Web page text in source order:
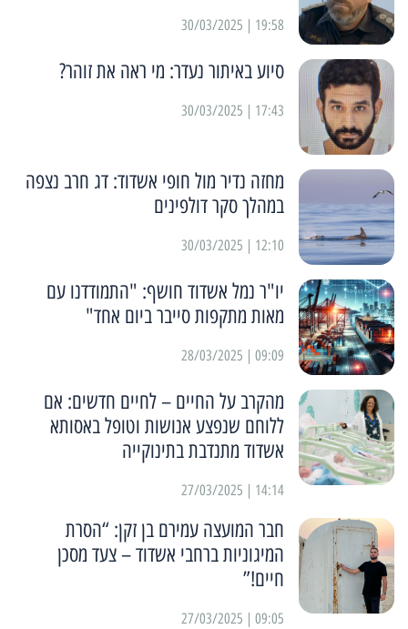
19:58 | 30/03/2025
סיוע באיתור נעדר: מי ראה את זוהר?
17:43 | 30/03/2025
מחזה נדיר מול חופי אשדוד: דג חרב נצפה
במהלך סקר דולפינים
12:10 | 30/03/2025
יו"ר נמל אשדוד חושף: "התמודדנו עם
מאות מתקפות סייבר ביום אחד"
09:09 | 28/03/2025
מהקרב על החיים – לחיים חדשים: אם
ללוחם שנפצע אנושות וטופל באסותא
אשדוד מתנדבת בתינוקייה
14:14 | 27/03/2025
חבר המועצה עמירם בן זקן: “הסרת
המיגוניות ברחבי אשדוד – צעד מסכן
חיים!”
09:05 | 27/03/2025